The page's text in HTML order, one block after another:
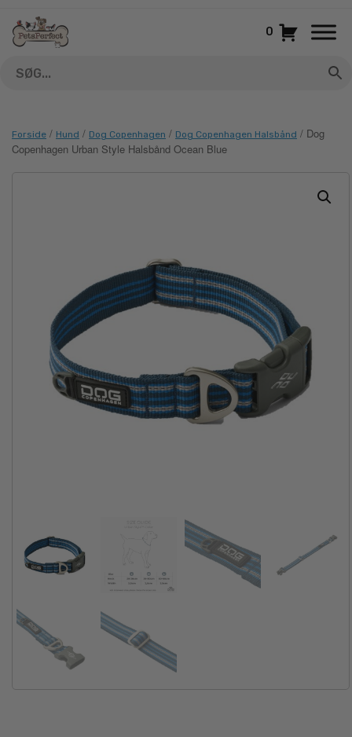
indhold
0
Forside / Hund / Dog Copenhagen / Dog Copenhagen Halsbånd / Dog
Copenhagen Urban Style Halsbånd Ocean Blue